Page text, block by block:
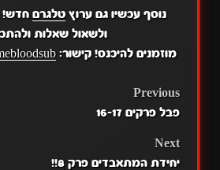
נוסף עכשיו גם ערוץטלגרםחדש!
ולשאול שאלות
מוזמנים להיכנס! קישור:
POST
Previous
פבל פרקים 16-17
Next
יחידת המתאבדים פרק 8!!